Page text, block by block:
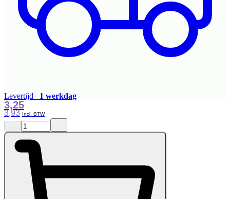
Levertijd 1 werkdag
3,93
3,25